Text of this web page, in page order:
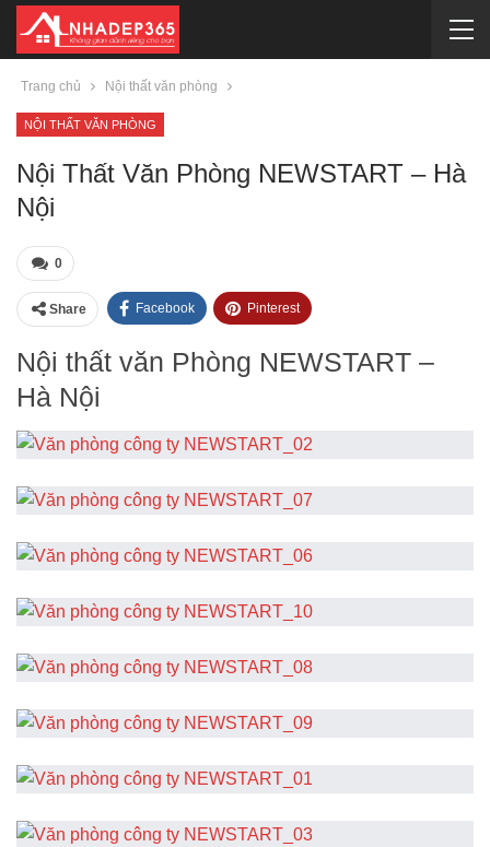
Trang chủ Nội thất văn phòng
NỘI THẤT VĂN PHÒNG
Nội Thất Văn Phòng NEWSTART – Hà
Nội
0
Share Facebook Pinterest
Nội thất văn Phòng NEWSTART –
Hà Nội